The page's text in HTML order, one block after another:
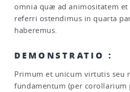
omnia quæ ad animositatem et
referri ostendimus in quarta
haberemus.
DEMONSTRATIO :
Primum et unicum virtutis seu
fundamentum (per